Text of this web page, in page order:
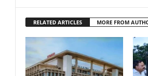
RELATED ARTICLES MORE FROM